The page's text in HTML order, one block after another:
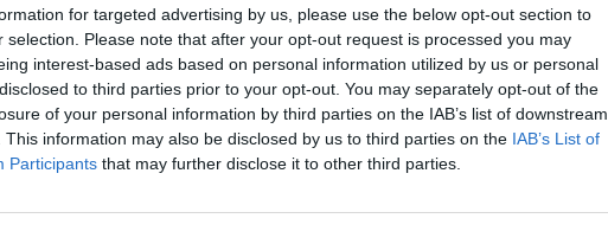
for targeted advertising by us, please use the below opt-out section to
selection. Please note that after your opt-out request is processed you may
interest-based ads based on personal information utilized by us or personal
to third parties prior to your opt-out. You may separately opt-out of the
of your personal information by third parties on the IAB’s list of downstream
This information may also be disclosed by us to third parties on the IAB’s List of
Participants that may further disclose it to other third parties.